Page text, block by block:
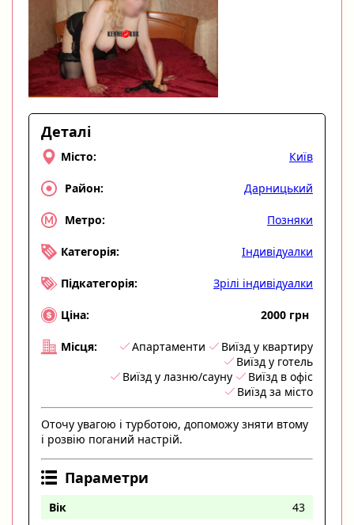
Деталі
Місто: Київ
Район: Дарницький
Метро: Позняки
Категорія: Індивідуалки
Підкатегорія: Зрілі індивідуалки
Ціна: 2000 грн
Місця: Апартаменти
Виїзд у квартиру
Виїзд у готель
Виїзд у лазню/сауну
Виїзд в офіс
Виїзд за місто
Оточу увагою і турботою, допоможу зняти втому
і розвію поганий настрій.
Параметри
Вік 43